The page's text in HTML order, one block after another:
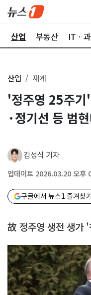
산업 부동산 ITㆍ
산업 재계
'정주영 25주
·정기선 등 범
김성식 기자
업데이트 2026.03.20 오후
구글에서 뉴스1 즐겨찾기
故 정주영 생전 생가